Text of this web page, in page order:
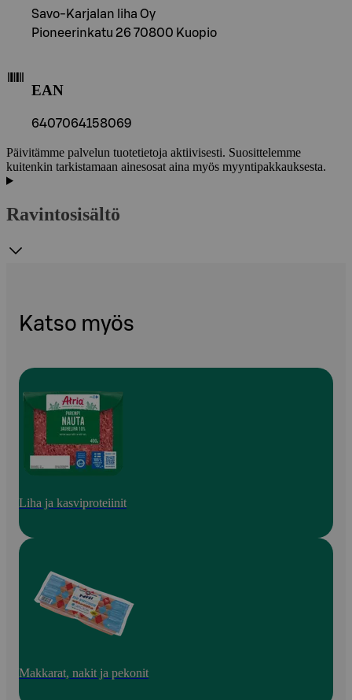
Savo-Karjalan liha Oy
Pioneerinkatu 26 70800 Kuopio
EAN
6407064158069
Päivitämme palvelun tuotetietoja aktiivisesti. Suosittelemme
kuitenkin tarkistamaan ainesosat aina myös myyntipakkauksesta.
Ravintosisältö
Katso myös
Liha ja kasviproteiinit
Makkarat, nakit ja pekonit